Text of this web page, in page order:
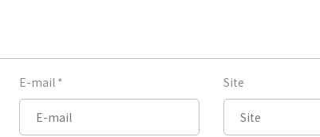
E-mail * Site